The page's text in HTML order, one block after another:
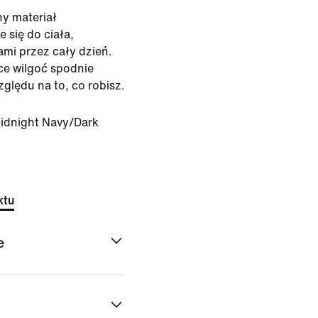
materiał
się do ciała,
przez cały dzień.
wilgoć spodnie
na to, co robisz.
Navy/Dark